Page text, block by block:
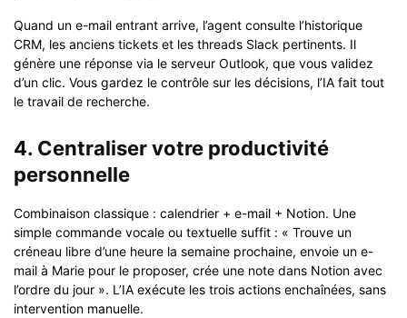
Quand un e-mail entrant arrive, l’agent consulte l’historique
CRM, les anciens tickets et les threads Slack pertinents. Il
génère une réponse via le serveur Outlook, que vous validez
d’un clic. Vous gardez le contrôle sur les décisions, l’IA fait tout
le travail de recherche.
4. Centraliser votre productivité
personnelle
Combinaison classique : calendrier + e-mail + Notion. Une
simple commande vocale ou textuelle suffit : « Trouve un
créneau libre d’une heure la semaine prochaine, envoie un e-
mail à Marie pour le proposer, crée une note dans Notion avec
l’ordre du jour ». L’IA exécute les trois actions enchaînées, sans
intervention manuelle.